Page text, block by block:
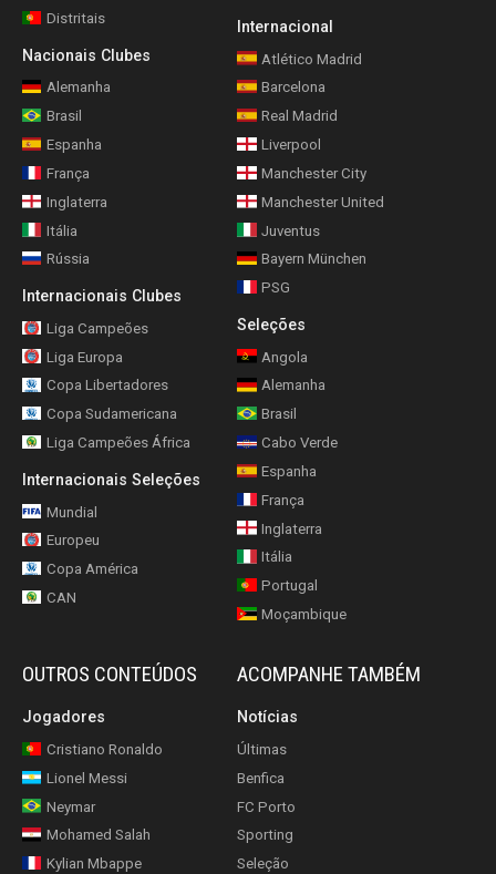
Distritais
Nacionais Clubes
Alemanha
Brasil
Espanha
França
Inglaterra
Itália
Rússia
Internacionais Clubes
Liga Campeões
Liga Europa
Copa Libertadores
Copa Sudamericana
Liga Campeões África
Internacionais Seleções
Mundial
Europeu
Copa América
CAN
Internacional
Atlético Madrid
Barcelona
Real Madrid
Liverpool
Manchester City
Manchester United
Juventus
Bayern München
PSG
Seleções
Angola
Alemanha
Brasil
Cabo Verde
Espanha
França
Inglaterra
Itália
Portugal
Moçambique
OUTROS CONTEÚDOS
Jogadores
Cristiano Ronaldo
Lionel Messi
Neymar
Mohamed Salah
Kylian Mbappe
ACOMPANHE TAMBÉM
Notícias
Últimas
Benfica
FC Porto
Sporting
Seleção